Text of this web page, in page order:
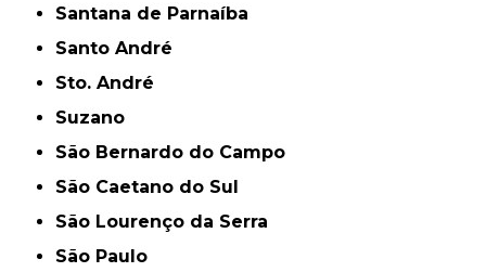
Santana de Parnaíba
Santo André
Sto. André
Suzano
São Bernardo do Campo
São Caetano do Sul
São Lourenço da Serra
São Paulo